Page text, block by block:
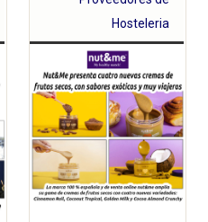
mazapán con
chocolate
blanco y toque
a la naranja
Hosteleria